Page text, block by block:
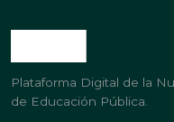
Plataforma Digital de la
de Educación Pública.